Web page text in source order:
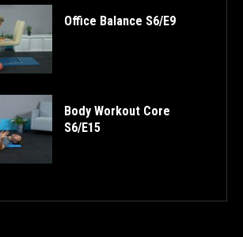
Office Balance S6/E9
Body Workout Core
S6/E15